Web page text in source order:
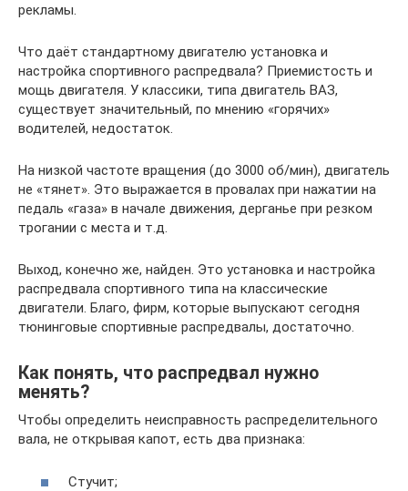
рекламы.
Что даёт стандартному двигателю установка и
настройка спортивного распредвала? Приемистость и
мощь двигателя. У классики, типа двигатель ВАЗ,
существует значительный, по мнению «горячих»
водителей, недостаток.
На низкой частоте вращения (до 3000 об/мин), двигатель
не «тянет». Это выражается в провалах при нажатии на
педаль «газа» в начале движения, дерганье при резком
трогании с места и т.д.
Выход, конечно же, найден. Это установка и настройка
распредвала спортивного типа на классические
двигатели. Благо, фирм, которые выпускают сегодня
тюнинговые спортивные распредвалы, достаточно.
Как понять, что распредвал нужно
менять?
Чтобы определить неисправность распределительного
вала, не открывая капот, есть два признака:
Стучит;